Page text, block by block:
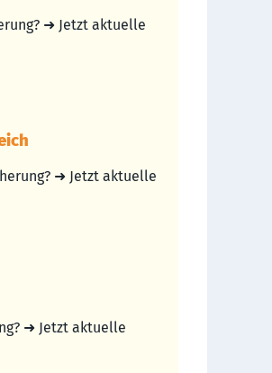
➜ Jetzt aktuelle
➜ Jetzt aktuelle
➜ Jetzt aktuelle